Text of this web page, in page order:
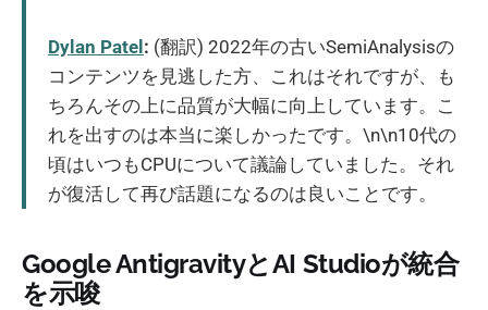
Dylan Patel: (翻訳) 2022年の古いSemiAnalysisの
コンテンツを見逃した方、これはそれですが、も
ちろんその上に品質が大幅に向上しています。こ
れを出すのは本当に楽しかったです。\n\n10代の
頃はいつもCPUについて議論していました。それ
が復活して再び話題になるのは良いことです。
Google AntigravityとAI Studioが統合
を示唆